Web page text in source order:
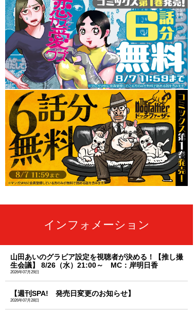
インフォメーション
山田あいのグラビア設定を視聴者が決める！【推し撮
生会議】 8/26（水）21:00～ MC：岸明日香
2026年07月29日
【週刊SPA! 発売日変更のお知らせ】
2026年07月28日